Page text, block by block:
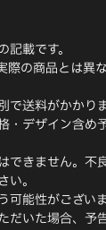
載です。
際の商品とは異
送料がかかりま
・デザイン含め
できません。不
い。
能性がございま
だいた場合、予